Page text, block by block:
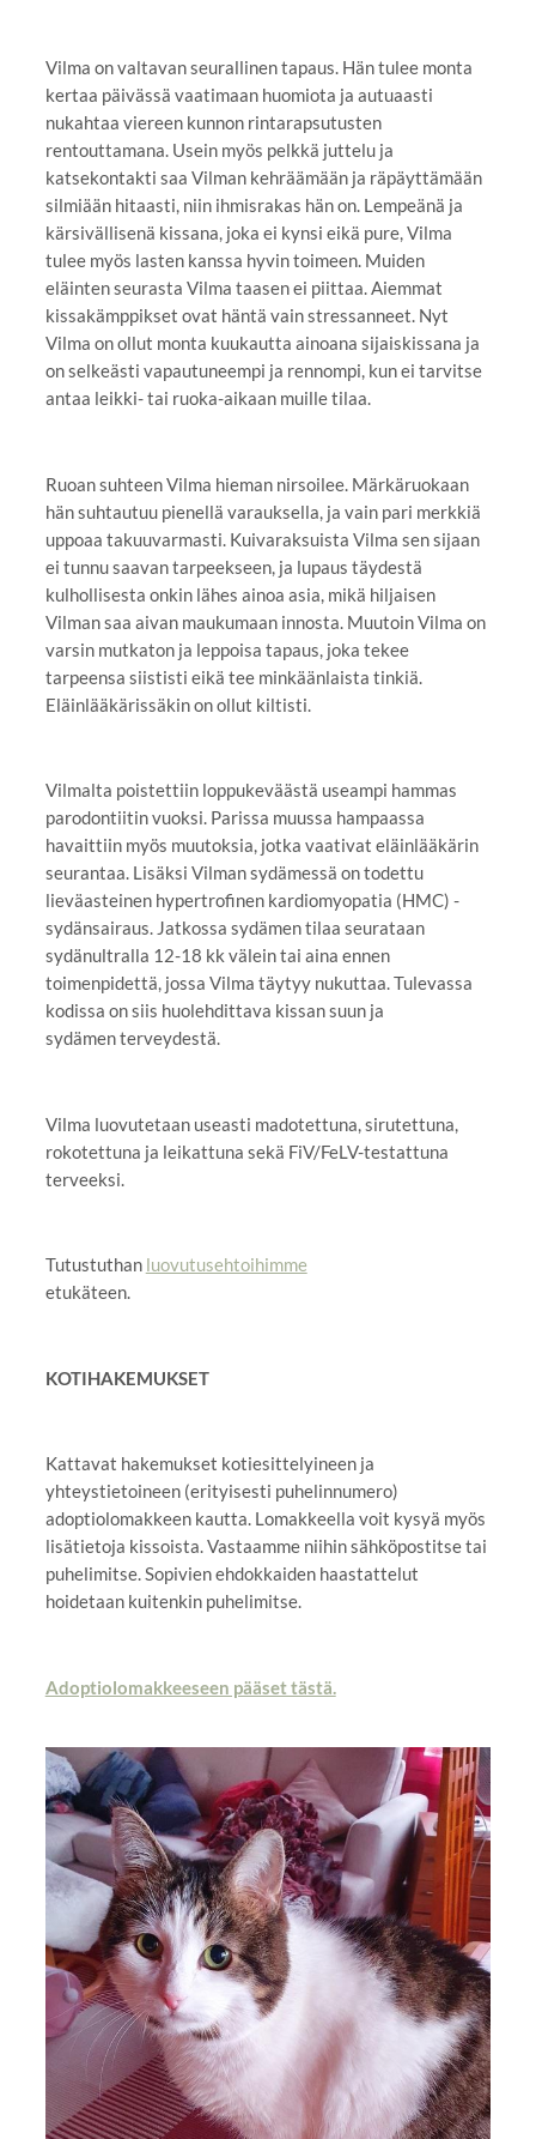
Vilma on valtavan seurallinen tapaus. Hän tulee monta
kertaa päivässä vaatimaan huomiota ja autuaasti
nukahtaa viereen kunnon rintarapsutusten
rentouttamana. Usein myös pelkkä juttelu ja
katsekontakti saa Vilman kehräämään ja räpäyttämään
silmiään hitaasti, niin ihmisrakas hän on. Lempeänä ja
kärsivällisenä kissana, joka ei kynsi eikä pure, Vilma
tulee myös lasten kanssa hyvin toimeen. Muiden
eläinten seurasta Vilma taasen ei piittaa. Aiemmat
kissakämppikset ovat häntä vain stressanneet. Nyt
Vilma on ollut monta kuukautta ainoana sijaiskissana ja
on selkeästi vapautuneempi ja rennompi, kun ei tarvitse
antaa leikki- tai ruoka-aikaan muille tilaa.
Ruoan suhteen Vilma hieman nirsoilee. Märkäruokaan
hän suhtautuu pienellä varauksella, ja vain pari merkkiä
uppoaa takuuvarmasti. Kuivaraksuista Vilma sen sijaan
ei tunnu saavan tarpeekseen, ja lupaus täydestä
kulhollisesta onkin lähes ainoa asia, mikä hiljaisen
Vilman saa aivan maukumaan innosta. Muutoin Vilma on
varsin mutkaton ja leppoisa tapaus, joka tekee
tarpeensa siististi eikä tee minkäänlaista tinkiä.
Eläinlääkärissäkin on ollut kiltisti.
Vilmalta poistettiin loppukeväästä useampi hammas
parodontiitin vuoksi. Parissa muussa hampaassa
havaittiin myös muutoksia, jotka vaativat eläinlääkärin
seurantaa. Lisäksi Vilman sydämessä on todettu
lieväasteinen hypertrofinen kardiomyopatia (HMC) -
sydänsairaus. Jatkossa sydämen tilaa seurataan
sydänultralla 12-18 kk välein tai aina ennen
toimenpidettä, jossa Vilma täytyy nukuttaa. Tulevassa
kodissa on siis huolehdittava kissan suun ja
sydämen terveydestä.
Vilma luovutetaan useasti madotettuna, sirutettuna,
rokotettuna ja leikattuna sekä FiV/FeLV-testattuna
terveeksi.
Tutustuthan luovutusehtoihimme
etukäteen.
KOTIHAKEMUKSET
Kattavat hakemukset kotiesittelyineen ja
yhteystietoineen (erityisesti puhelinnumero)
adoptiolomakkeen kautta. Lomakkeella voit kysyä myös
lisätietoja kissoista. Vastaamme niihin sähköpostitse tai
puhelimitse. Sopivien ehdokkaiden haastattelut
hoidetaan kuitenkin puhelimitse.
Adoptiolomakkeeseen pääset tästä.